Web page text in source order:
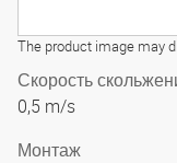
The product image may
Скорость
0,5 m/s
Монтаж